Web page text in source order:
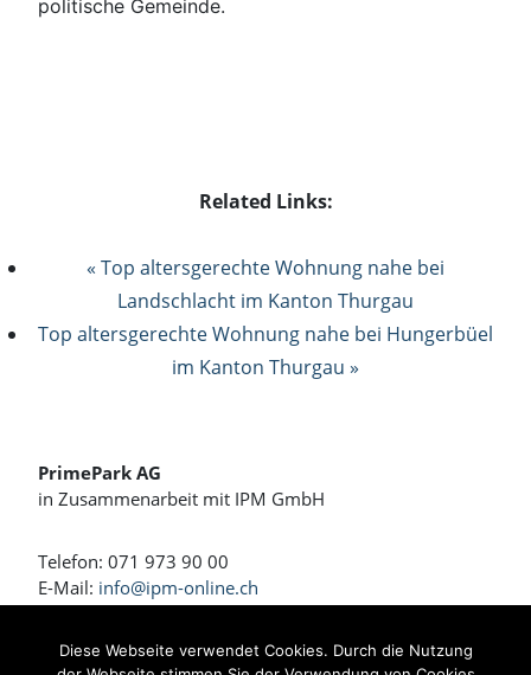
politische Gemeinde.
Related Links:
« Top altersgerechte Wohnung nahe bei
Landschlacht im Kanton Thurgau
Top altersgerechte Wohnung nahe bei Hungerbüel
im Kanton Thurgau »
PrimePark AG
in Zusammenarbeit mit IPM GmbH
Telefon: 071 973 90 00
E-Mail: info@ipm-online.ch
Wohnen und Arbeiten am Rennweg
Diese Webseite verwendet Cookies. Durch die Nutzung